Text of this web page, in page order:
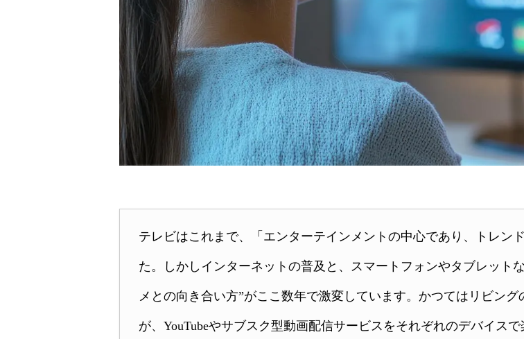
テレビはこれまで、「エンターテインメントの中心であり、トレン
た。しかしインターネットの普及と、スマートフォンやタブレット
メとの向き合い方”がここ数年で激変しています。かつてはリビン
が、YouTubeやサブスク型動画配信サービスをそれぞれのデバイス